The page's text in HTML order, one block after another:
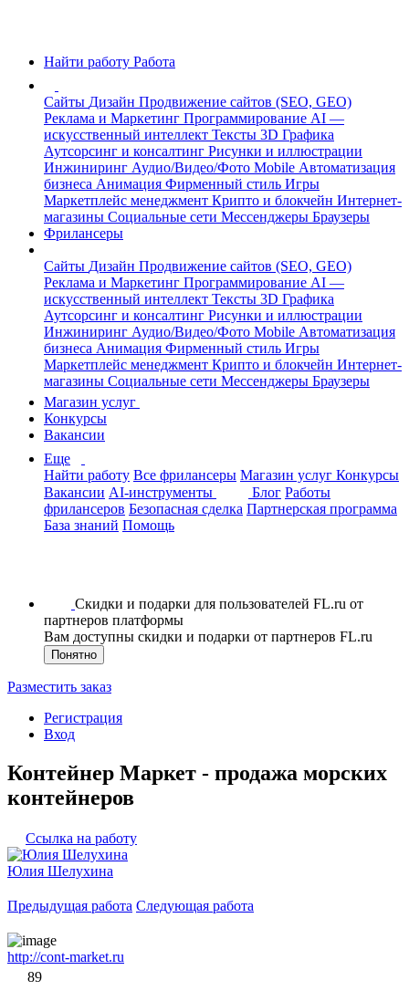
Найти работу Работа
Сайты Дизайн Продвижение сайтов (SEO, GEO)
Реклама и Маркетинг Программирование AI —
искусственный интеллект Тексты 3D Графика
Аутсорсинг и консалтинг Рисунки и иллюстрации
Инжиниринг Аудио/Видео/Фото Mobile Автоматизация
бизнеса Анимация Фирменный стиль Игры
Маркетплейс менеджмент Крипто и блокчейн Интернет-
магазины Социальные сети Мессенджеры Браузеры
Фрилансеры
Сайты Дизайн Продвижение сайтов (SEO, GEO)
Реклама и Маркетинг Программирование AI —
искусственный интеллект Тексты 3D Графика
Аутсорсинг и консалтинг Рисунки и иллюстрации
Инжиниринг Аудио/Видео/Фото Mobile Автоматизация
бизнеса Анимация Фирменный стиль Игры
Маркетплейс менеджмент Крипто и блокчейн Интернет-
магазины Социальные сети Мессенджеры Браузеры
Магазин услуг
Конкурсы
Вакансии
Еще
Найти работу Все фрилансеры Магазин услуг Конкурсы
Вакансии AI-инструменты Блог Работы
фрилансеров Безопасная сделка Партнерская программа
База знаний Помощь
Скидки и подарки для пользователей FL.ru от
партнеров платформы
Вам доступны скидки и подарки от партнеров FL.ru
Понятно
Разместить заказ
Регистрация
Вход
Контейнер Маркет - продажа морских
контейнеров
Ссылка на работу
Юлия Шелухина
Предыдущая работа Следующая работа
http://cont-market.ru
89